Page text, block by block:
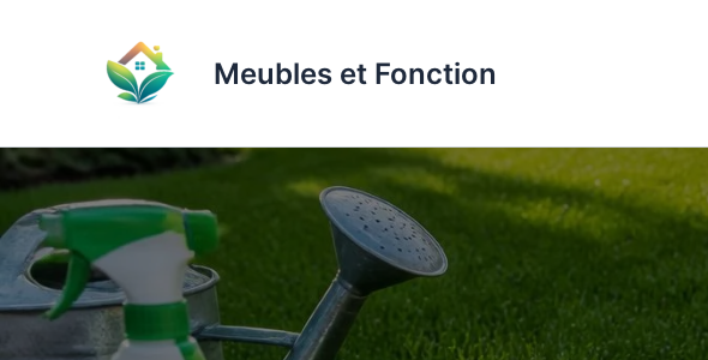
Meubles et Fonction